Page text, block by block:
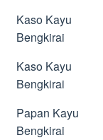
Kaso Kayu
Bengkirai
Kaso Kayu
Bengkirai
Papan Kayu
Bengkirai